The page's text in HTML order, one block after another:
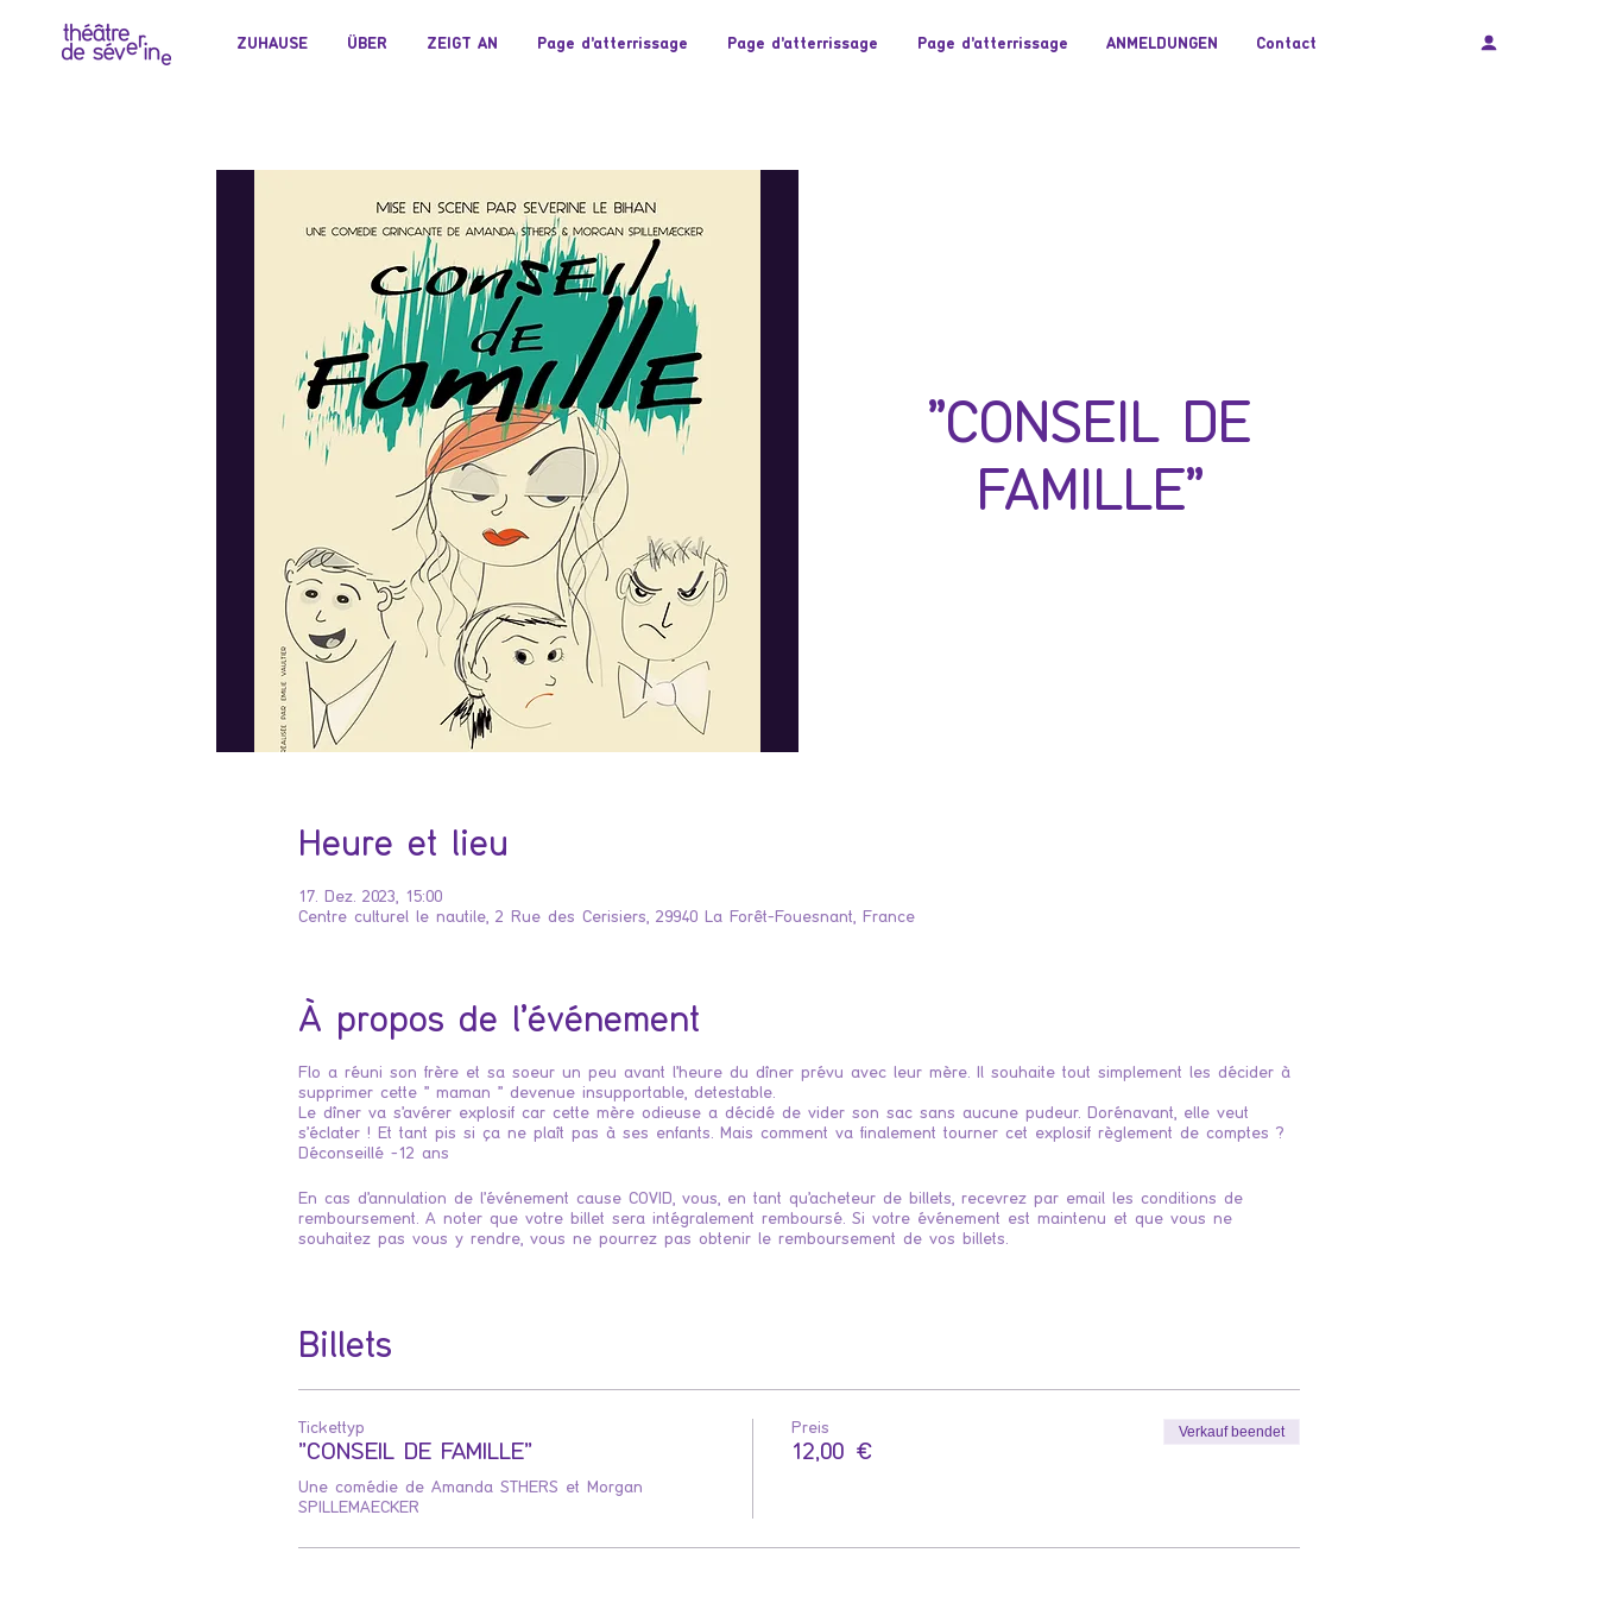
ZUHAUSE ÜBER ZEIGT AN Page d'atterrissage Page d'atterrissage Page d'atterrissage ANMELDUNGEN Contact
"CONSEIL DE
FAMILLE"
Heure et lieu
17. Dez. 2023, 15:00
Centre culturel le nautile, 2 Rue des Cerisiers, 29940 La Forêt-Fouesnant, France
À propos de l'événement
Flo a réuni son frère et sa soeur un peu avant l'heure du dîner prévu avec leur mère. Il souhaite tout simplement les décider à
supprimer cette " maman " devenue insupportable, detestable.
Le dîner va s'avérer explosif car cette mère odieuse a décidé de vider son sac sans aucune pudeur. Dorénavant, elle veut
s'éclater ! Et tant pis si ça ne plaît pas à ses enfants. Mais comment va finalement tourner cet explosif règlement de comptes ?
Déconseillé -12 ans
En cas d'annulation de l'événement cause COVID, vous, en tant qu'acheteur de billets, recevrez par email les conditions de
remboursement. A noter que votre billet sera intégralement remboursé. Si votre événement est maintenu et que vous ne
souhaitez pas vous y rendre, vous ne pourrez pas obtenir le remboursement de vos billets.
Billets
Tickettyp
"CONSEIL DE FAMILLE"
Une comédie de Amanda STHERS et Morgan
SPILLEMAECKER
Preis
12,00 €
Verkauf beendet